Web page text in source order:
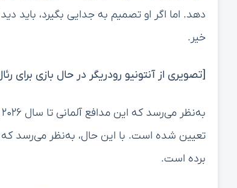
دهد. اما اگر او تصمیم به جدایی بگیرد، باید
خیر.
[تصویری از آنتونیو رودریگر در حال بازی برای
تعیین شده است. با این حال، به‌نظر می‌رسد که
برده است.